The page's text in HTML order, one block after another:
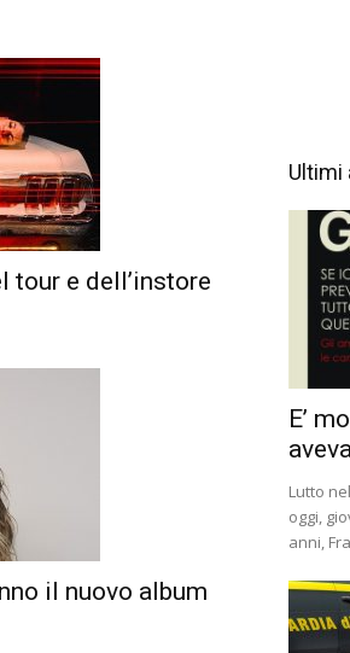
tour e dell’instore
il nuovo album
Ultimi
E’
Lutto
oggi,
anni,